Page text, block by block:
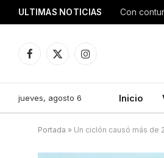
ULTIMAS NOTICIAS Con
Facebook
X
Instagram
jueves, agosto 6 Inicio
Portada » Un ciclón causó más de